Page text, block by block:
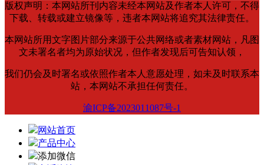
版权声明：本网站所刊内容未经本网站及作者本人许可，不得
下载、转载或建立镜像等，违者本网站将追究其法律责任。
本网站所用文字图片部分来源于公共网络或者素材网站，凡图
文未署名者均为原始状况，但作者发现后可告知认领，
我们仍会及时署名或依照作者本人意愿处理，如未及时联系本
站，本网站不承担任何责任。
渝ICP备2023011087号-1
网站首页
产品中心
添加微信